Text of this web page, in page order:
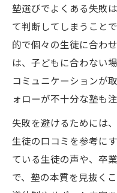
塾選びでよくある失敗
て判断してしまうこと
的で個々の生徒に合わ
は、子どもに合わない
コミュニケーションが
ォローが不十分な塾も
失敗を避けるためには
生徒の口コミを参考に
ている生徒の声や、卒
で、塾の本質を見抜く